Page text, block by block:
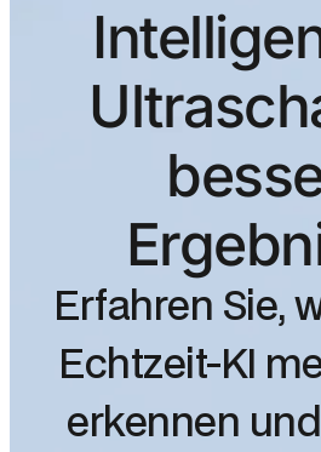
Erfahren Sie,
Echtzeit-KI
erkennen